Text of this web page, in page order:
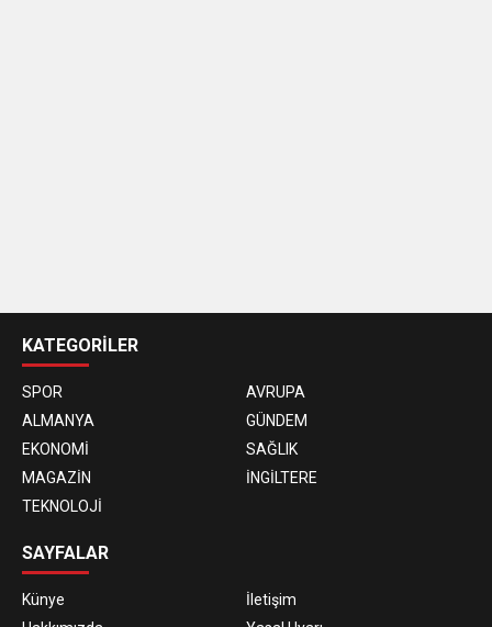
siteleri
KATEGORİLER
SPOR
AVRUPA
ALMANYA
GÜNDEM
EKONOMİ
SAĞLIK
MAGAZİN
İNGİLTERE
TEKNOLOJİ
SAYFALAR
Künye
İletişim